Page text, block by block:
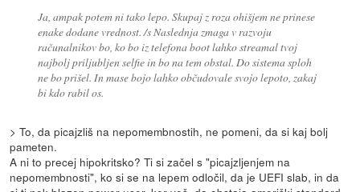
Ja, ampak potem ni tako lepo. Skupaj z roza ohišjem ne prinese
enake dodane vrednost. /s Naslednja zmaga v razvoju
računalnikov bo, ko bo iz telefona boot lahko streamal tvoj
najbolj priljubljen selfie in bo na tem obstal. Do sistema sploh
ne bo prišel. In mase bojo lahko občudovale svojo lepoto, zakaj
bi kdo rabil os.
> To, da picajzliš na nepomembnostih, ne pomeni, da si kaj bolj
pameten.
A ni to precej hipokritsko? Ti si začel s "picajzljenjem na
nepomembnosti", ko si se na lepem odločil, da je UEFI slab, in da